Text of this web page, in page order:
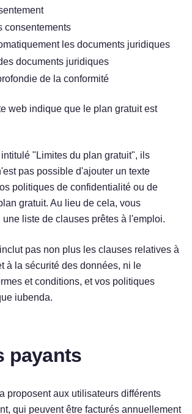
consentements
les documents juridiques
documents juridiques
de la conformité
web indique que le plan gratuit est
"Limites du plan gratuit", ils
pas possible d'ajouter un texte
politiques de confidentialité ou de
gratuit. Au lieu de cela, vous
liste de clauses prêtes à l'emploi.
pas non plus les clauses relatives à
à la sécurité des données, ni le
et conditions, et vos politiques
iubenda.
payants
proposent aux utilisateurs différents
qui peuvent être facturés annuellement